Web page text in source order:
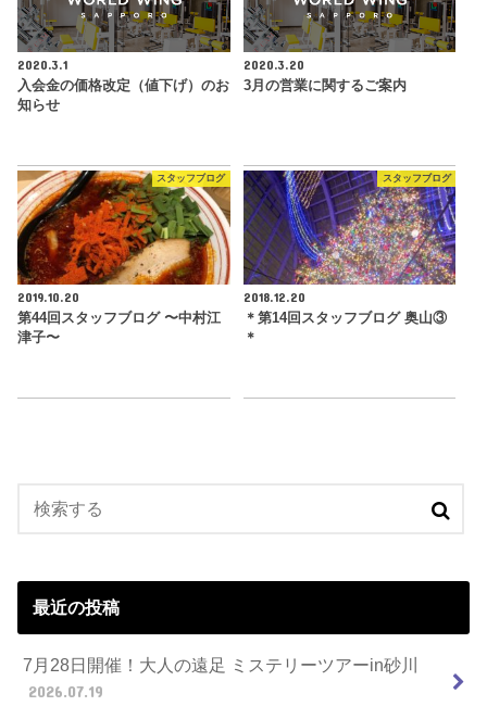
2020.3.1
入会金の価格改定（値下げ）のお
知らせ
2020.3.20
3月の営業に関するご案内
スタッフブログ
2019.10.20
第44回スタッフブログ 〜中村江
津子〜
スタッフブログ
2018.12.20
＊第14回スタッフブログ 奥山③
＊
最近の投稿
7月28日開催！大人の遠足 ミステリーツアーin砂川
2026.07.19